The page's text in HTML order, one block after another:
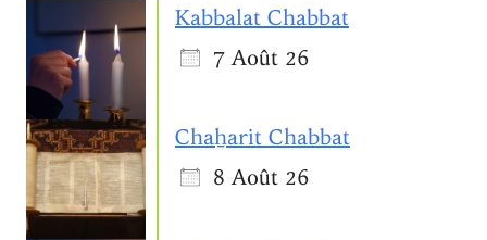
Kabbalat Chabbat
7 Août 26
Chaẖarit Chabbat
8 Août 26